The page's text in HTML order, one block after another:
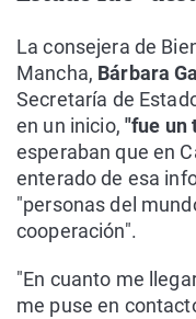
La consejera de
Mancha, Bárbara
Secretaría de
en un inicio, "fue un
esperaban que en
enterado de esa
"personas del
cooperación".
"En cuanto me
me puse en